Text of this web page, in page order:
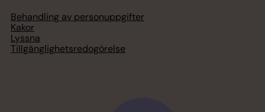
Behandling av personuppgifter
Kakor
Lyssna
Tillgänglighetsredogörelse